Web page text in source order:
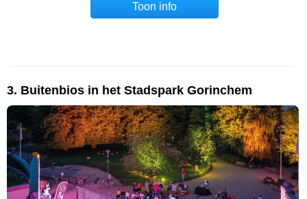
Toon info
3. Buitenbios in het Stadspark Gorinchem